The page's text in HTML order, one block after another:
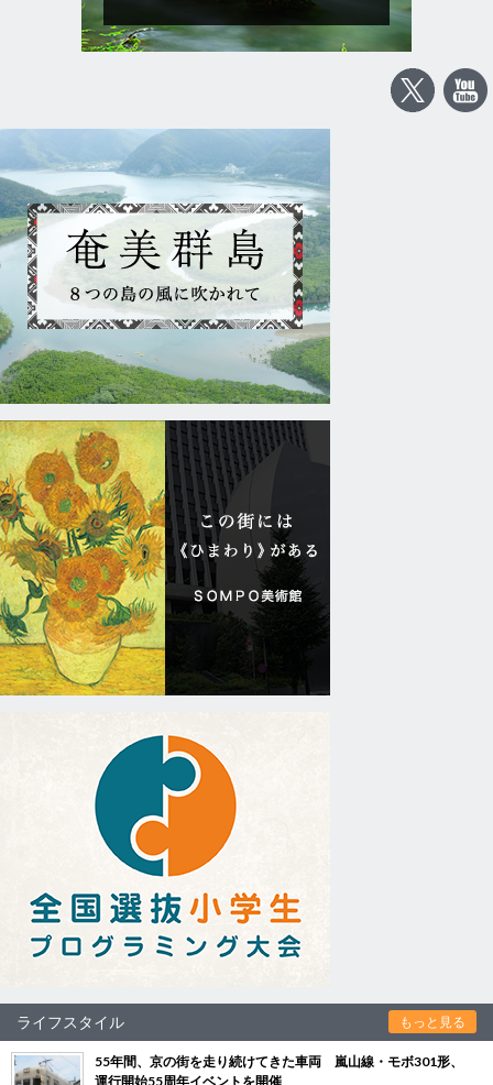
ライフスタイル もっと見る
55年間、京の街を走り続けてきた車両 嵐山線・モボ301形、
運行開始55周年イベントを開催